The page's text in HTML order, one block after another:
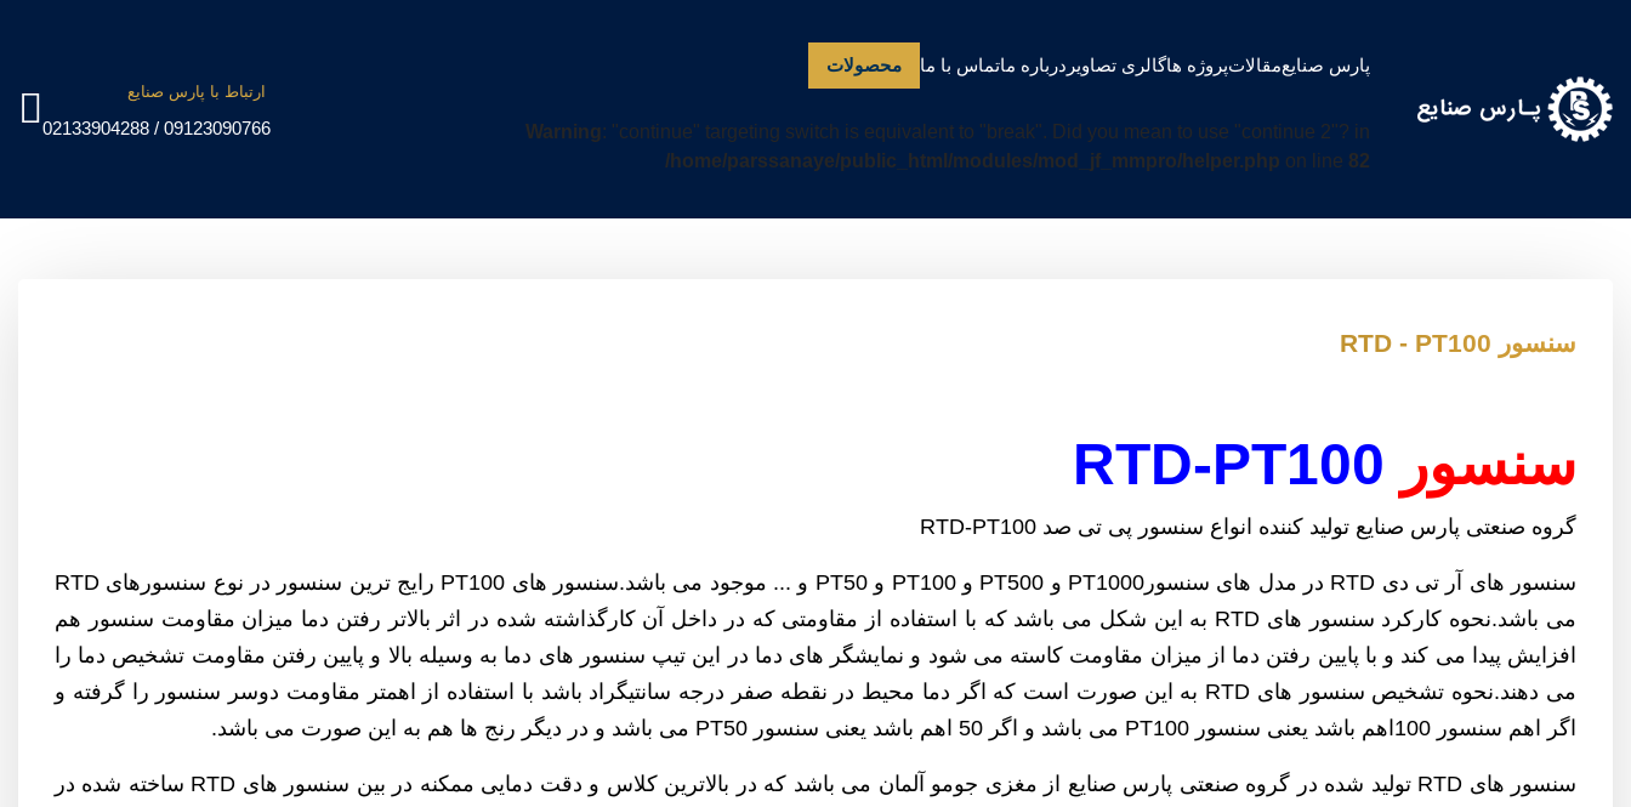
پارس صنایعمقالاتپروژه هاگالری تصاویر درباره ماتماس با ما محصولات
Warning: "continue" targeting switch is equivalent to "break". Did you mean to use "continue 2"? in
/home/parssanaye/public_html/modules/mod_jf_mmpro/helper.php on line 82
ارتباط با پارس صنایع
09123090766 / 02133904288
سنسور RTD - PT100
سنسور RTD-PT100
گروه صنعتی پارس صنایع تولید کننده انواع سنسور پی تی صد RTD-PT100
سنسور های آر تی دی RTD در مدل های سنسورPT1000 و PT500 و PT100 و PT50 و ... موجود می باشد.سنسور های PT100 رایج ترین سنسور در نوع سنسورهای RTD
می باشد.نحوه کارکرد سنسور های RTD به این شکل می باشد که با استفاده از مقاومتی که در داخل آن کارگذاشته شده در اثر بالاتر رفتن دما میزان مقاومت سنسور هم
افزایش پیدا می کند و با پایین رفتن دما از میزان مقاومت کاسته می شود و نمایشگر های دما در این تیپ سنسور های دما به وسیله بالا و پایین رفتن مقاومت تشخیص دما را
می دهند.نحوه تشخیص سنسور های RTD به این صورت است که اگر دما محیط در نقطه صفر درجه سانتیگراد باشد با استفاده از اهمتر مقاومت دوسر سنسور را گرفته و
اگر اهم سنسور 100اهم باشد یعنی سنسور PT100 می باشد و اگر 50 اهم باشد یعنی سنسور PT50 می باشد و در دیگر رنج ها هم به این صورت می باشد.
سنسور های RTD تولید شده در گروه صنعتی پارس صنایع از مغزی جومو آلمان می باشد که در بالاترین کلاس و دقت دمایی ممکنه در بین سنسور های RTD ساخته شده در